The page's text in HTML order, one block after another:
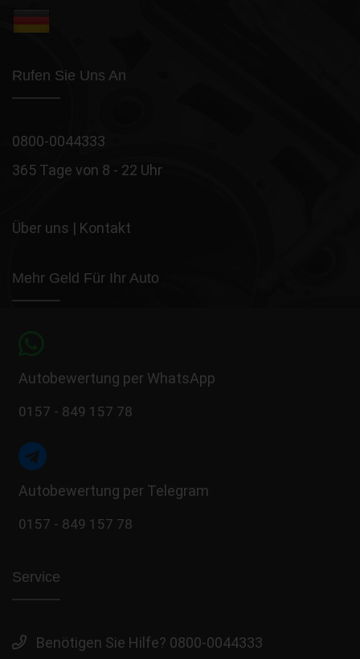
Rufen Sie Uns An
0800-0044333
365 Tage von 8 - 22 Uhr
Über uns | Kontakt
Mehr Geld Für Ihr Auto
Autobewertung per WhatsApp
0157 - 849 157 78
Autobewertung per Telegram
0157 - 849 157 78
Service
Benötigen Sie Hilfe? 0800-0044333